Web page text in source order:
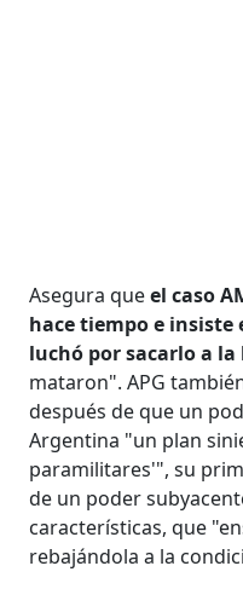
Asegura queel caso
hace tiempo e insiste
luchó por sacarlo a
mataron". APG
después de que un
Argentina "un plan
paramilitares'", su
de un poder
características, que
rebajándola a la